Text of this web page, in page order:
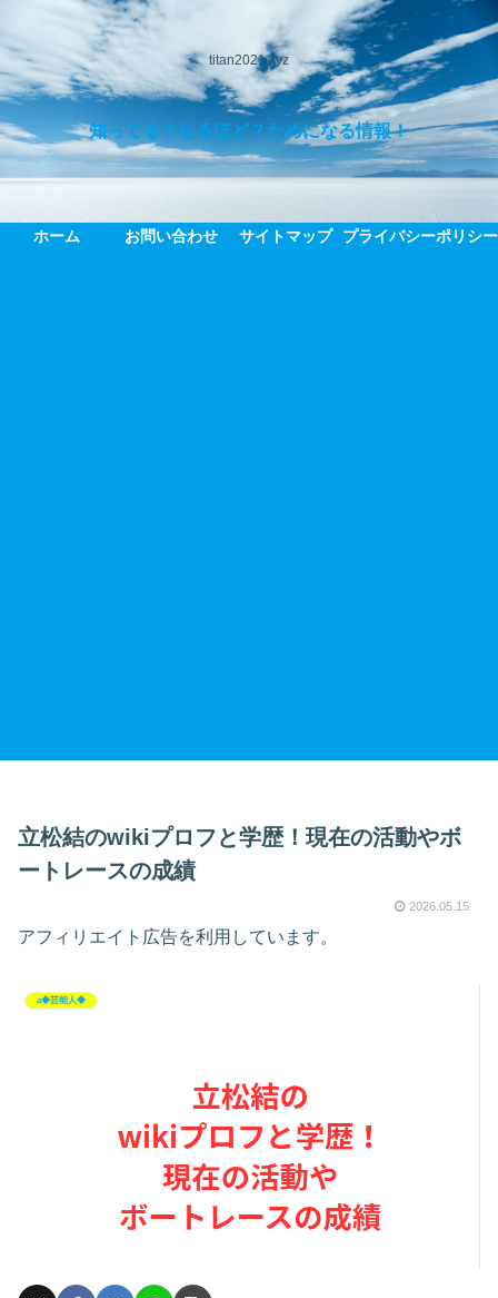
titan2021.xyz
知ってる？なるほど？ためになる情報！
ホーム お問い合わせ サイトマップ プライバシーポリシー
立松結のwikiプロフと学歴！現在の活動やボ
ートレースの成績
2026.05.15
アフィリエイト広告を利用しています。
a◆芸能人◆